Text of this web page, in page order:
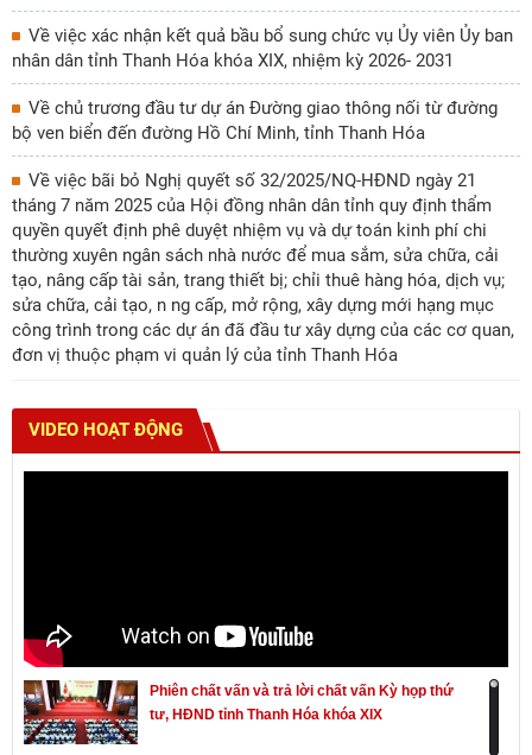
Về việc xác nhận kết quả bầu bổ sung chức vụ Ủy viên Ủy ban
nhân dân tỉnh Thanh Hóa khóa XIX, nhiệm kỳ 2026- 2031
Về chủ trương đầu tư dự án Đường giao thông nối từ đường
bộ ven biển đến đường Hồ Chí Minh, tỉnh Thanh Hóa
Về việc bãi bỏ Nghị quyết số 32/2025/NQ-HĐND ngày 21
tháng 7 năm 2025 của Hội đồng nhân dân tỉnh quy định thẩm
quyền quyết định phê duyệt nhiệm vụ và dự toán kinh phí chi
thường xuyên ngân sách nhà nước để mua sắm, sửa chữa, cải
tạo, nâng cấp tài sản, trang thiết bị; chỉi thuê hàng hóa, dịch vụ;
sửa chữa, cải tạo, n ng cấp, mở rộng, xây dựng mới hạng mục
công trình trong các dự án đã đầu tư xây dựng của các cơ quan,
đơn vị thuộc phạm vi quản lý của tỉnh Thanh Hóa
VIDEO HOẠT ĐỘNG
Phiên chất vấn và trả lời chất vấn Kỳ họp thứ
tư, HĐND tỉnh Thanh Hóa khóa XIX